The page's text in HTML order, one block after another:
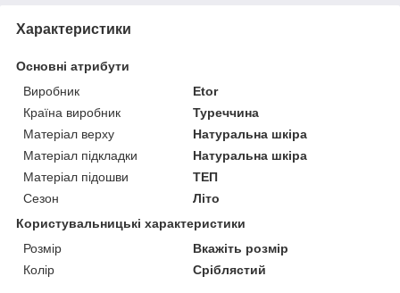
Характеристики
Основні атрибути
Виробник
Etor
Країна виробник
Туреччина
Матеріал верху
Натуральна шкіра
Матеріал підкладки
Натуральна шкіра
Матеріал підошви
ТЕП
Сезон
Літо
Користувальницькі характеристики
Розмір
Вкажіть розмір
Колір
Сріблястий